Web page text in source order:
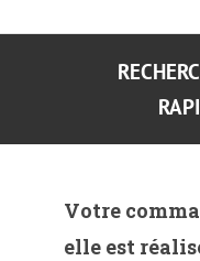
Votre
elle est